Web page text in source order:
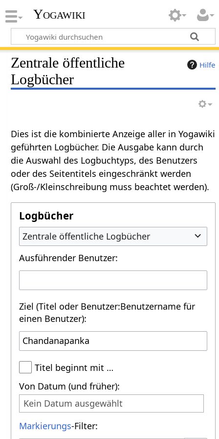
Yogawiki
Hilfe
Zentrale öffentliche
Logbücher
Dies ist die kombinierte Anzeige aller in Yogawiki
geführten Logbücher. Die Ausgabe kann durch
die Auswahl des Logbuchtyps, des Benutzers
oder des Seitentitels eingeschränkt werden
(Groß-/Kleinschreibung muss beachtet werden).
Logbücher
Zentrale öffentliche Logbücher
Ausführender Benutzer:
Ziel (Titel oder Benutzer:Benutzername für
einen Benutzer):
Titel beginnt mit …
Von Datum (und früher):
Kein Datum ausgewählt
Markierungs-Filter: